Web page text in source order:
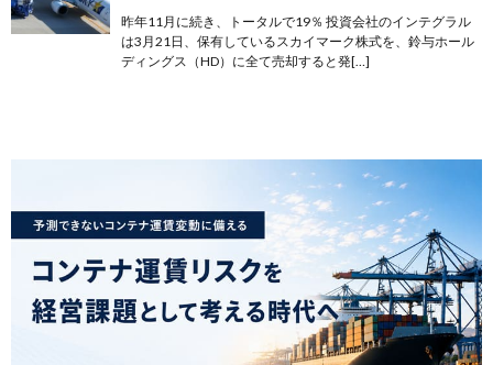
昨年11月に続き、トータルで19％ 投資会社のインテグラル
は3月21日、保有しているスカイマーク株式を、鈴与ホール
ディングス（HD）に全て売却すると発[…]